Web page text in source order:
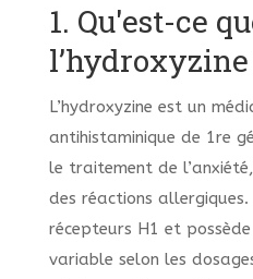
1. Qu'est-ce
l’hydroxyzine
L’hydroxyzine est un
antihistaminique de 1re
le traitement de
des réactions
récepteurs H1 et
variable selon les